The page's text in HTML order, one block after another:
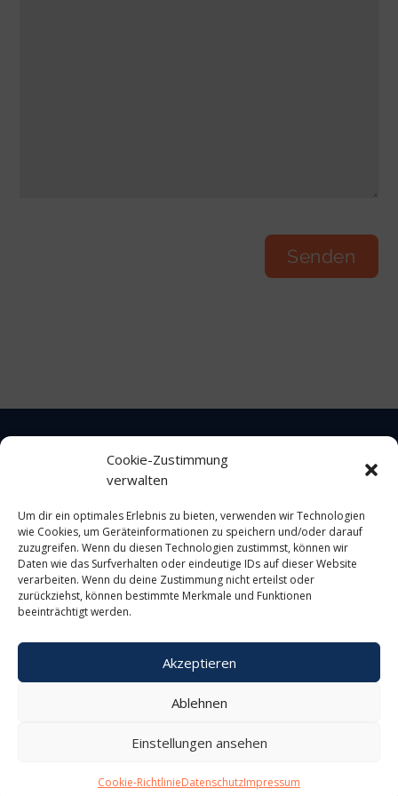
Cookie-Zustimmung
verwalten
Um dir ein optimales Erlebnis zu bieten, verwenden wir Technologien
wie Cookies, um Geräteinformationen zu speichern und/oder darauf
zuzugreifen. Wenn du diesen Technologien zustimmst, können wir
Daten wie das Surfverhalten oder eindeutige IDs auf dieser Website
verarbeiten. Wenn du deine Zustimmung nicht erteilst oder
zurückziehst, können bestimmte Merkmale und Funktionen
beeinträchtigt werden.
Akzeptieren
Ablehnen
Einstellungen ansehen
Cookie-RichtlinieDatenschutzImpressum
Datenschutz
Cookie-Richtlinie